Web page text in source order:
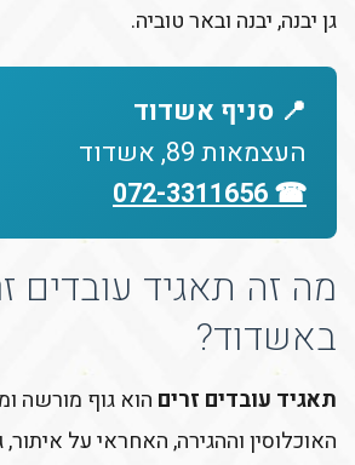
גן יבנה, יבנה ובאר טוביה.
📍 סניף אשדוד
העצמאות 89, אשדוד
☎ 072-3311656
מה זה תאגיד עובדים
באשדוד?
תאגיד עובדים זרים הוא גוף מורשה
האוכלוסין וההגירה, האחראי על איתור,